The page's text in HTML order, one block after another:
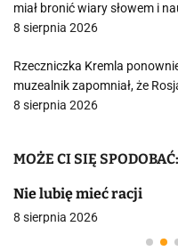
miał bronić wiary słowem i
8 sierpnia 2026
Rzeczniczka Kremla
muzealnik zapomniał, że
8 sierpnia 2026
MOŻE CI SIĘ SPODOBAĆ:
Nie lubię mieć racji
8 sierpnia 2026